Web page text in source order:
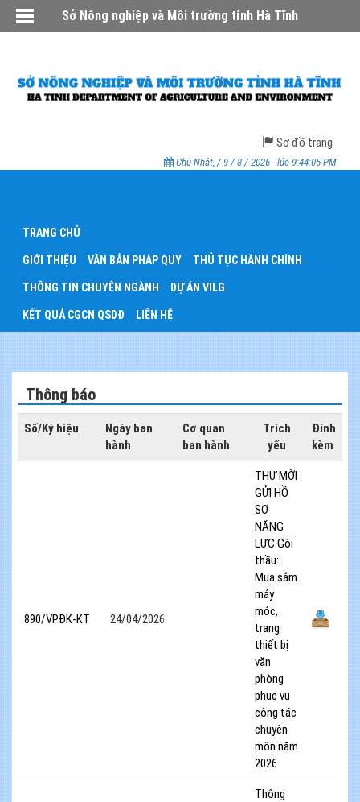
Sở Nông nghiệp và Môi trường tỉnh Hà Tĩnh
Sơ đồ trang
Chủ Nhật, / 9 / 8 / 2026 - lúc 9:44:05 PM
TRANG CHỦ
GIỚI THIỆU VĂN BẢN PHÁP QUY THỦ TỤC HÀNH CHÍNH
THÔNG TIN CHUYÊN NGÀNH DỰ ÁN VILG
KẾT QUẢ CGCN QSDĐ LIÊN HỆ
Thông báo
Số/Ký hiệu
Ngày ban
hành
Cơ quan
ban hành
Trích
yếu
Đính
kèm
890/VPĐK-KT 24/04/2026
THƯ MỜI
GỬI HỒ
SƠ
NĂNG
LỰC Gói
thầu:
Mua sắm
máy
móc,
trang
thiết bị
văn
phòng
phục vụ
công tác
chuyên
môn năm
2026
Thông